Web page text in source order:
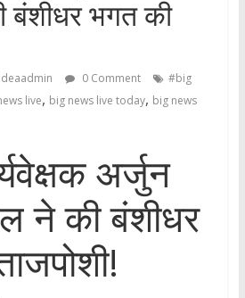
बंशीधर भगत की
ideaadmin 0 Comment
#big
live, big news live today, big news
अर्जुन
ने की बंशीधर